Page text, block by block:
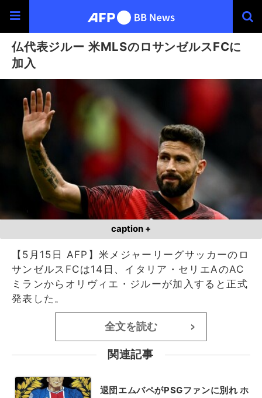
仏代表ジルー 米MLSのロサンゼルスFCに
加入
caption +
【5月15日 AFP】米メジャーリーグサッカーのロ
サンゼルスFCは14日、イタリア・セリエAのAC
ミランからオリヴィエ・ジルーが加入すると正式
発表した。
全文を読む >
関連記事
退団エムバペがPSGファンに別れ ホ